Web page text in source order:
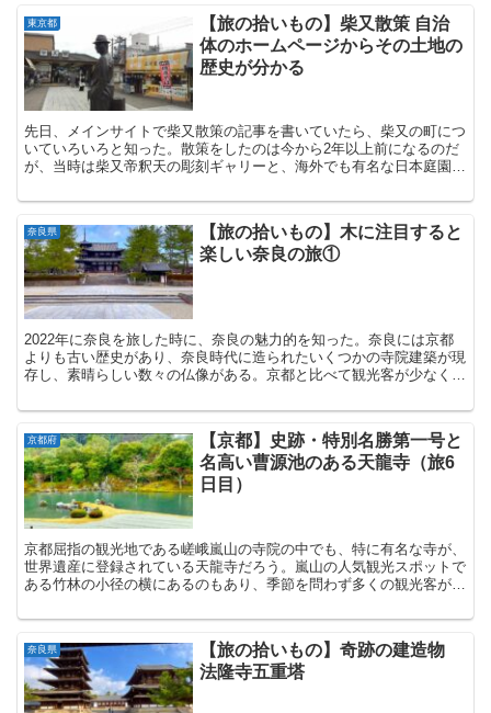
東京都
【旅の拾いもの】柴又散策 自治
体のホームページからその土地の
歴史が分かる
先日、メインサイトで柴又散策の記事を書いていたら、柴又の町につ
いていろいろと知った。散策をしたのは今から2年以上前になるのだ
が、当時は柴又帝釈天の彫刻ギャリーと、海外でも有名な日本庭園の
奈良県
【旅の拾いもの】木に注目すると
楽しい奈良の旅①
2022年に奈良を旅した時に、奈良の魅力的を知った。奈良には京都
よりも古い歴史があり、奈良時代に造られたいくつかの寺院建築が現
存し、素晴らしい数々の仏像がある。京都と比べて観光客が少なく
京都府
【京都】史跡・特別名勝第一号と
名高い曹源池のある天龍寺（旅6
日目）
京都屈指の観光地である嵯峨嵐山の寺院の中でも、特に有名な寺が、
世界遺産に登録されている天龍寺だろう。嵐山の人気観光スポットで
ある竹林の小径の横にあるのもあり、季節を問わず多くの観光客が訪
奈良県
【旅の拾いもの】奇跡の建造物
法隆寺五重塔